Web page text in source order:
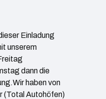
Einladung
unserem
dann die
haben von
(Total Autohöfen)